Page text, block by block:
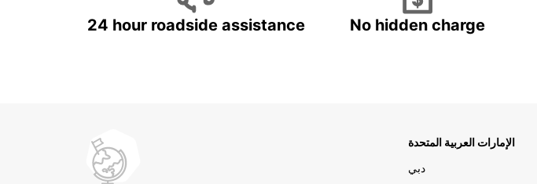
24 hour roadside assistance No hidden charge
الإمارات العربية المتحدة
دبي